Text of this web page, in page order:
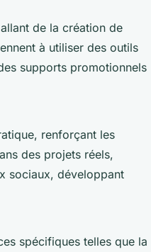
de la création de
à utiliser des outils
supports promotionnels
renforçant les
des projets réels,
sociaux, développant
spécifiques telles que la